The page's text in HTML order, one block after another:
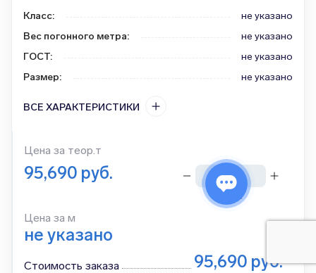
Класс:
не указано
Вес погонного метра:
не указано
ГОСТ:
не указано
Размер: не указано
ВСЕ ХАРАКТЕРИСТИКИ
Цена за теор.т
95,690 руб.
тонн
Цена за м
не указано
Стоимость заказа 95,690 руб.